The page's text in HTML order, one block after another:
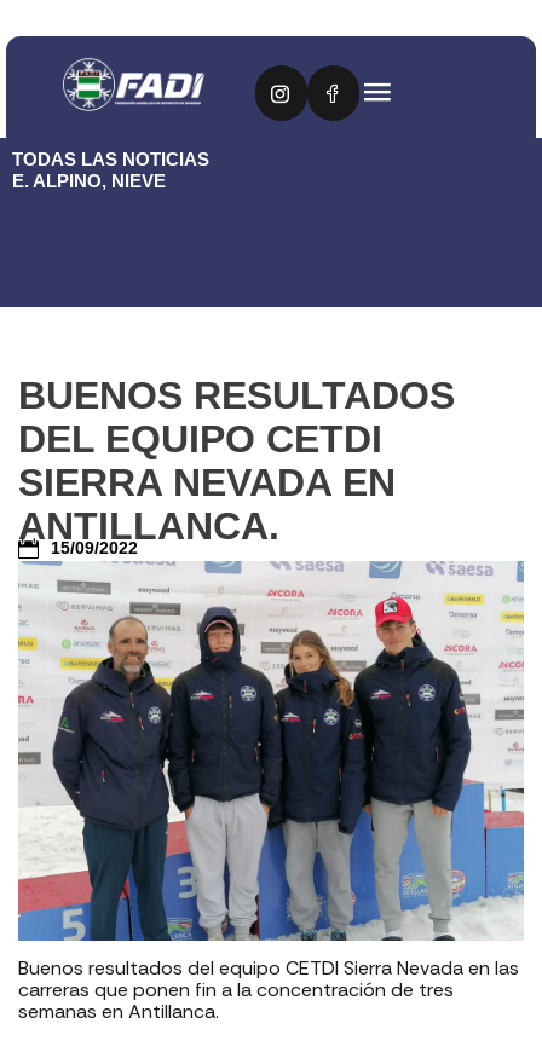
TODAS LAS NOTICIAS
E. ALPINO, NIEVE
BUENOS RESULTADOS
DEL EQUIPO CETDI
SIERRA NEVADA EN
ANTILLANCA.
15/09/2022
Buenos resultados del equipo CETDI Sierra Nevada en las
carreras que ponen fin a la concentración de tres
semanas en Antillanca.